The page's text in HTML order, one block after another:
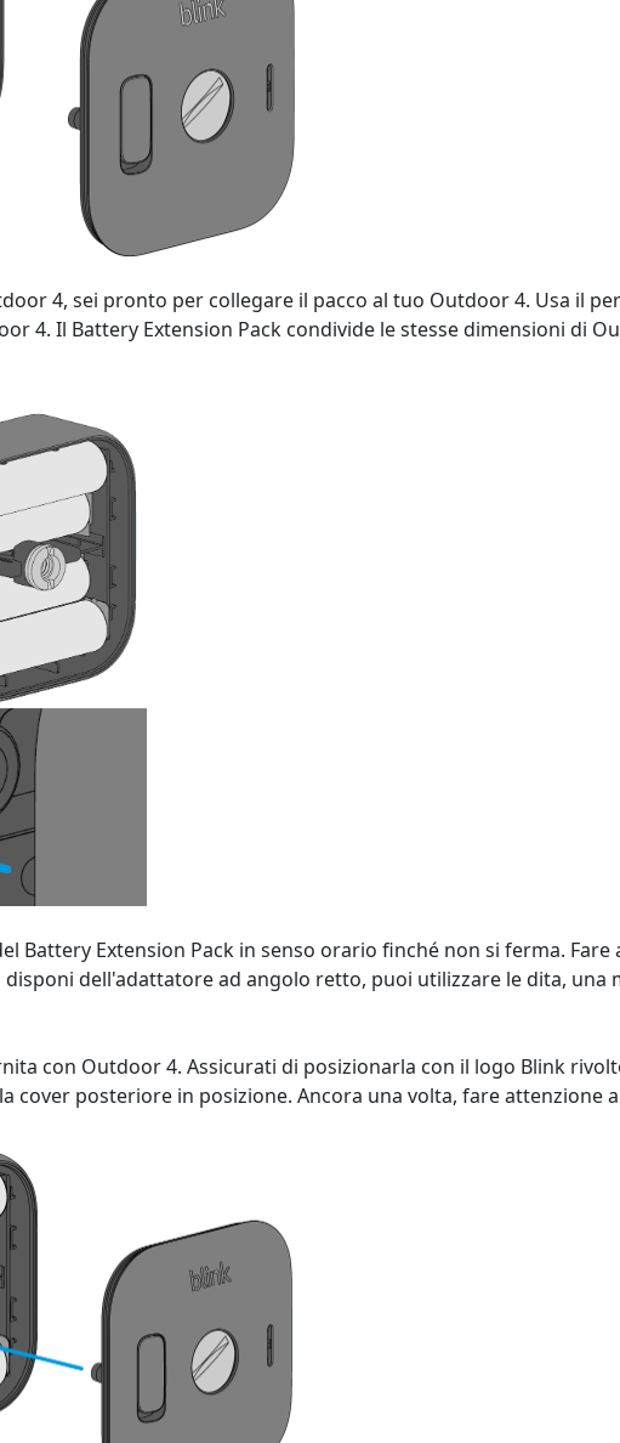
4, sei pronto per collegare il pacco al tuo Outdoor 4. Usa il
4. Il Battery Extension Pack condivide le stesse dimensioni di
Battery Extension Pack in senso orario finché non si ferma.
dell'adattatore ad angolo retto, puoi utilizzare le dita,
con Outdoor 4. Assicurati di posizionarla con il logo Blink
cover posteriore in posizione. Ancora una volta, fare attenzione